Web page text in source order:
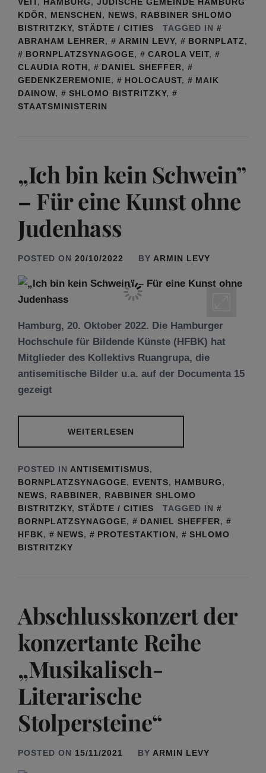
KDÖR, MENSCHEN, NEWS, RABBINER SHLOMO
BISTRITZKY, STÄDTE / CITIES
TAGGED IN
ABRAHAM LEHRER, ARMIN LEVY, BORNPLATZ,
BORNPLATZSYNAGOGE, CAROLA VEIT,
CLAUDIA ROTH, DANIEL SHEFFER,
GEDENKZEREMONIE, HOLOCAUST,
MAIK
DAINOW, SHLOMO BISTRITZKY,
STAATSMINISTERIN
„Ich bin kein Schwein”
– Für eine Kunst ohne
Judenhass
POSTED ON 20/10/2022 BY ARMIN LEVY
Hamburg, 20. Oktober 2022. Die Hamburger
Hochschule für Bildende Künste (HFBK) hat
Mitglieder des Kollektivs Ruangrupa, die
antisemitische Bilder u.a. auf der Documenta 15
gezeigt
WEITERLESEN
POSTED IN ANTISEMITISMUS,
BORNPLATZSYNAGOGE, EVENTS, HAMBURG,
NEWS, RABBINER, RABBINER SHLOMO
BISTRITZKY, STÄDTE / CITIES
TAGGED IN
BORNPLATZSYNAGOGE, DANIEL SHEFFER,
HFBK, NEWS, PROTESTAKTION,
SHLOMO
BISTRITZKY
Abschlusskonzert der
konzertante Reihe
„Musikalisch-
Literarische
Stolpersteine“
POSTED ON 15/11/2021 BY ARMIN LEVY